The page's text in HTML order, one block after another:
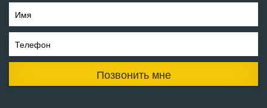
Имя
Телефон
Позвонить мне